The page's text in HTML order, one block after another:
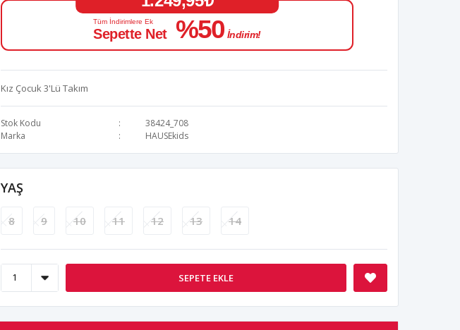
Tüm İndirimlere Ek
Sepette Net %50 İndirim!
Kız Çocuk 3'Lü Takım
Stok Kodu
38424_708
Marka
HAUSEkids
YAŞ
8 9 10 11 12 13 14
SEPETE EKLE